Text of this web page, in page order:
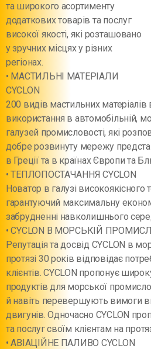
та широкого асортименту
додаткових товарів та послуг
високої якості, які розташовано
у зручних місцях у різних
регіонах.
• МАСТИЛЬНІ МАТЕРІАЛИ
СYCLON
200 видів мастильних матеріалів
використання в автомобільній,
галузей промисловості, які
добре розвинуту мережу
в Греції та в країнах Європи та
• ТЕПЛОПОСТАЧАННЯ CYCLON
Новатор в галузі високоякісного
гарантуючий максимальну
забрудненні навколишнього
• CYCLON В МОРСЬКІЙ
Репутація та досвід CYCLON в
протязі 30 років відповідає
клієнтів. CYCLON пропонує
продуктів для морської
й навіть перевершують вимоги
двигунів. Одночасно CYCLON
та послуг своїм клієнтам на
• АВІАЦІЙНЕ ПАЛИВО CYCLON